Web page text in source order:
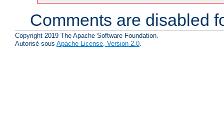
Comments are disabled
Copyright 2019 The Apache Software Foundation.
Autorisé sous Apache License, Version 2.0